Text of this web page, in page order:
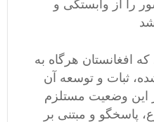
را از وابستگی و
افغانستان هرگاه به
ثبات و توسعه آن
این وضعیت مستلزم
و مبتنی بر